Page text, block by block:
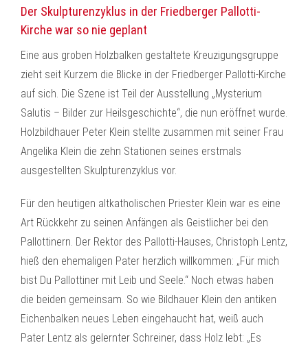
Der Skulpturenzyklus in der Friedberger Pallotti-
Kirche war so nie geplant
Eine aus groben Holzbalken gestaltete Kreuzigungsgruppe
zieht seit Kurzem die Blicke in der Friedberger Pallotti-Kirche
auf sich. Die Szene ist Teil der Ausstellung „Mysterium
Salutis – Bilder zur Heilsgeschichte“, die nun eröffnet wurde.
Holzbildhauer Peter Klein stellte zusammen mit seiner Frau
Angelika Klein die zehn Stationen seines erstmals
ausgestellten Skulpturenzyklus vor.
Für den heutigen altkatholischen Priester Klein war es eine
Art Rückkehr zu seinen Anfängen als Geistlicher bei den
Pallottinern. Der Rektor des Pallotti-Hauses, Christoph Lentz,
hieß den ehemaligen Pater herzlich willkommen: „Für mich
bist Du Pallottiner mit Leib und Seele.“ Noch etwas haben
die beiden gemeinsam. So wie Bildhauer Klein den antiken
Eichenbalken neues Leben eingehaucht hat, weiß auch
Pater Lentz als gelernter Schreiner, dass Holz lebt: „Es